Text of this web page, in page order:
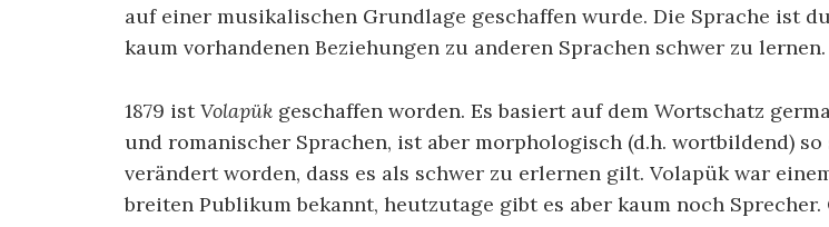
auf einer musikalischen Grundlage geschaffen wurde. Die Sprache ist
kaum vorhandenen Beziehungen zu anderen Sprachen schwer zu lernen.
1879 istVolapük geschaffen worden. Es basiert auf dem Wortschatz
und romanischer Sprachen, ist aber morphologisch (d.h. wortbildend) so
verändert worden, dass es als schwer zu erlernen gilt. Volapük war
breiten Publikum bekannt, heutzutage gibt es aber kaum noch Sprecher.